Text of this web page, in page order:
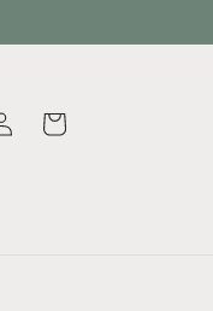
Varukorg